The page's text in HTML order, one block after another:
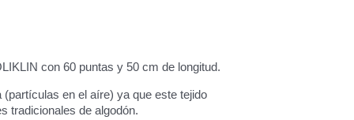
con 60 puntas y 50 cm de longitud.
en el aíre) ya que este tejido
tradicionales de algodón.